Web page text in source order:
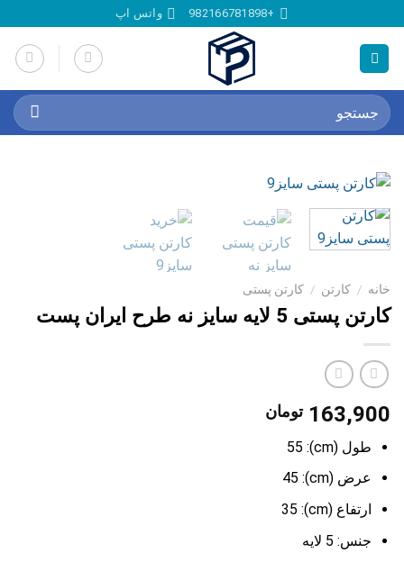
to
content
+982166781898 واتس اپ
جستجو
برای:
خانه / کارتن / کارتن پستی
کارتن پستی 5 لایه سایز نه طرح ایران پست
163,900 تومان
طول (cm): 55
عرض (cm): 45
ارتفاع (cm): 35
جنس: 5 لایه